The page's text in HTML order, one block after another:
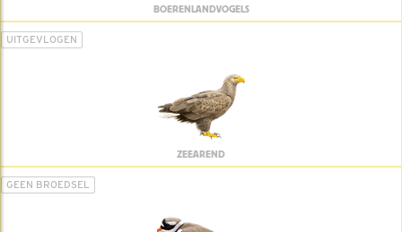
BOERENLANDVOGELS
UITGEVLOGEN
ZEEAREND
GEEN BROEDSEL